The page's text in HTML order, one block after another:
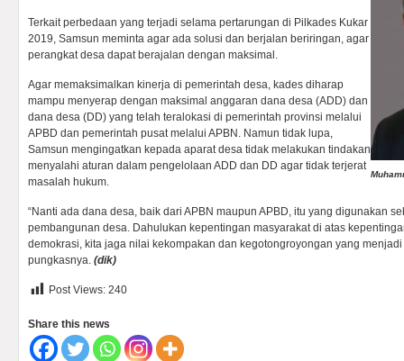
Terkait perbedaan yang terjadi selama pertarungan di Pilkades Kukar
2019, Samsun meminta agar ada solusi dan berjalan beriringan, agar
perangkat desa dapat berajalan dengan maksimal.
Agar memaksimalkan kinerja di pemerintah desa, kades diharap
mampu menyerap dengan maksimal anggaran dana desa (ADD) dan
dana desa (DD) yang telah teralokasi di pemerintah provinsi melalui
APBD dan pemerintah pusat melalui APBN. Namun tidak lupa,
Samsun mengingatkan kepada aparat desa tidak melakukan tindakan
menyalahi aturan dalam pengelolaan ADD dan DD agar tidak terjerat
masalah hukum.
“Nanti ada dana desa, baik dari APBN maupun APBD, itu yang digunakan
pembangunan desa. Dahulukan kepentingan masyarakat di atas
demokrasi, kita jaga nilai kekompakan dan kegotongroyongan yang
pungkasnya. (dik)
Post Views: 240
Share this news